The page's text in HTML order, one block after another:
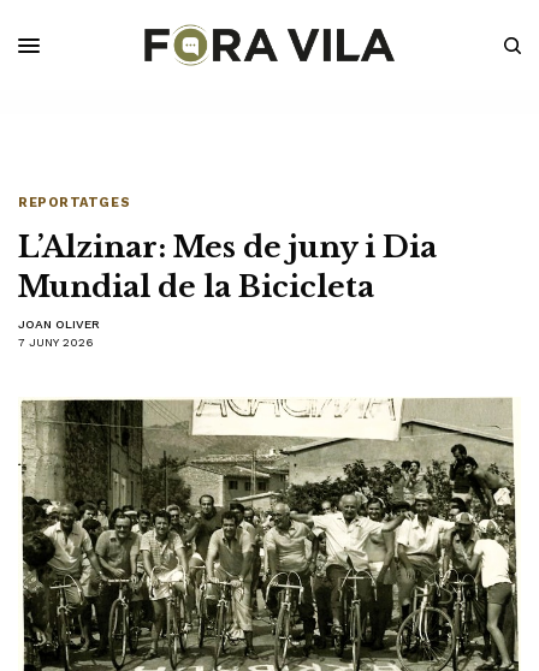
REPORTATGES
L’Alzinar: Mes de juny i Dia
Mundial de la Bicicleta
JOAN OLIVER
7 JUNY 2026